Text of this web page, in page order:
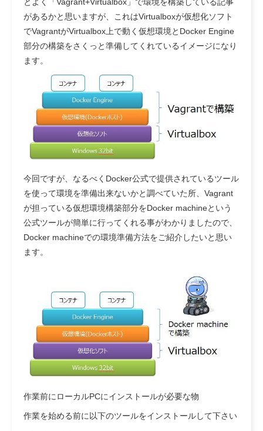
があるかと思いますが、これはVirtualboxが仮想化ソフト
でVagrantがVirtualbox上で動く仮想環境とDocker Engine
部分の構築をさくっと準備してくれているイメージになり
ます。
今回ですが、なるべくDocker公式で提供されているツール
を使って環境を準備出来ないかと調べていた所、Vagrant
が担っている仮想環境構築部分をDocker machineという
公式ツールが簡単に行ってくれる事がわかりましたので、
Docker machineでの環境準備方法をご紹介したいと思い
ます。
作業前にローカルPCにインストールが必要な物
作業を始める前に以下のツールをインストールして下さい